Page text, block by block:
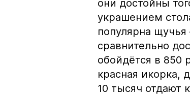
они достойны
украшением
популярна
сравнительно
обойдётся в 850
красная икорка,
10 тысяч отдают